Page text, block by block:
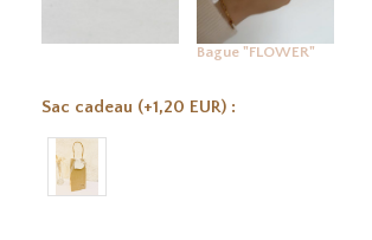
Bague "FLOWER"
Sac cadeau (+1,20 EUR) :